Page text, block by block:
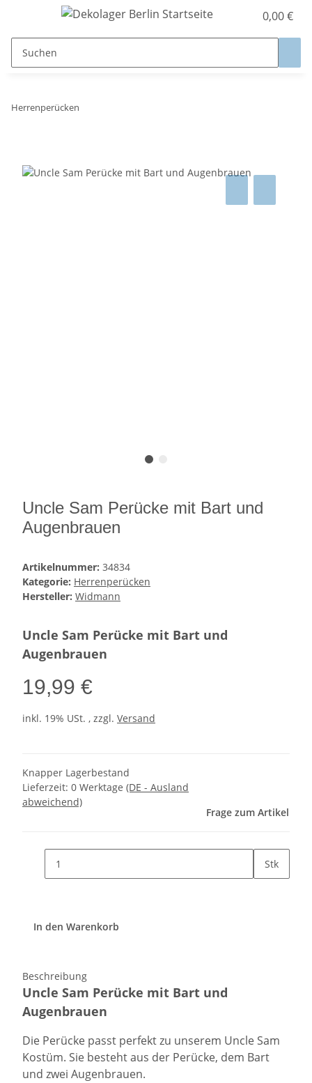
0,00 €
Herrenperücken
Uncle Sam Perücke mit Bart und
Augenbrauen
Artikelnummer: 34834
Kategorie: Herrenperücken
Hersteller: Widmann
Uncle Sam Perücke mit Bart und
Augenbrauen
19,99 €
inkl. 19% USt. , zzgl. Versand
Knapper Lagerbestand
Lieferzeit: 0 Werktage (DE - Ausland
abweichend)
Frage zum Artikel
Stk
In den Warenkorb
Beschreibung
Uncle Sam Perücke mit Bart und
Augenbrauen
Die Perücke passt perfekt zu unserem Uncle Sam
Kostüm. Sie besteht aus der Perücke, dem Bart
und zwei Augenbrauen.